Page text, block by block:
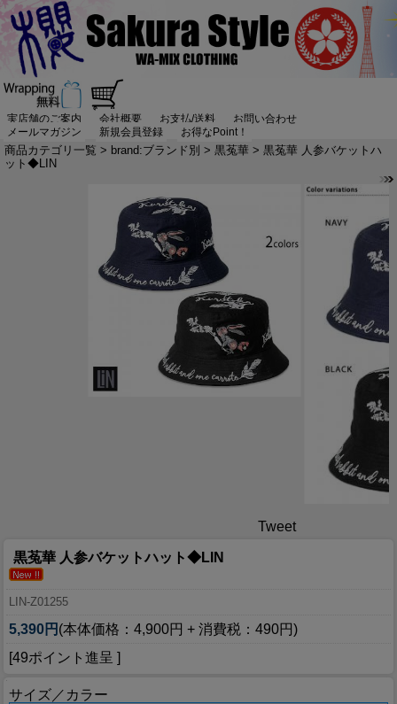
実店舗のご案内 会社概要 お支払/送料
お問い合わせ
メールマガジン
新規会員登録 お得なPoint！
商品カテゴリ一覧 > brand:ブランド別 > 黒菟華 > 黒菟華 人参バケットハ
ット◆LIN
Tweet
黒菟華 人参バケットハット◆LIN
LIN-Z01255
5,390円 (本体価格：4,900円 + 消費税：490円)
[49ポイント進呈 ]
サイズ／カラー